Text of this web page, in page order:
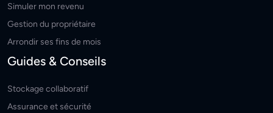
Simuler mon revenu
Gestion du propriétaire
Arrondir ses fins de mois
Guides & Conseils
Stockage collaboratif
Assurance et sécurité